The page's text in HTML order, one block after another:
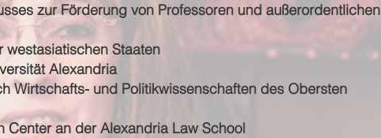
zur Förderung von Professoren und außerordentlichen
Staaten
Alexandria
Wirtschafts- und Politikwissenschaften des Obersten
an der Alexandria Law School